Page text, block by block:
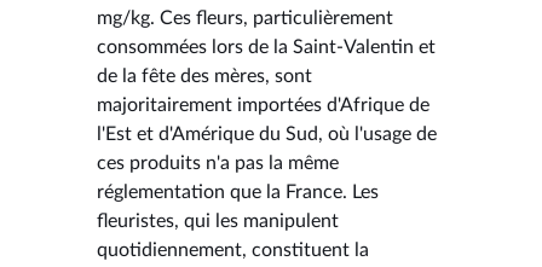
mg/kg. Ces fleurs, particulièrement
consommées lors de la Saint-Valentin et
de la fête des mères, sont
majoritairement importées d'Afrique de
l'Est et d'Amérique du Sud, où l'usage de
ces produits n'a pas la même
réglementation que la France. Les
fleuristes, qui les manipulent
quotidiennement, constituent la